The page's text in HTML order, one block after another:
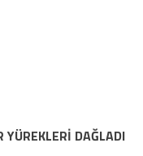
YÜREKLERİ DAĞLADI